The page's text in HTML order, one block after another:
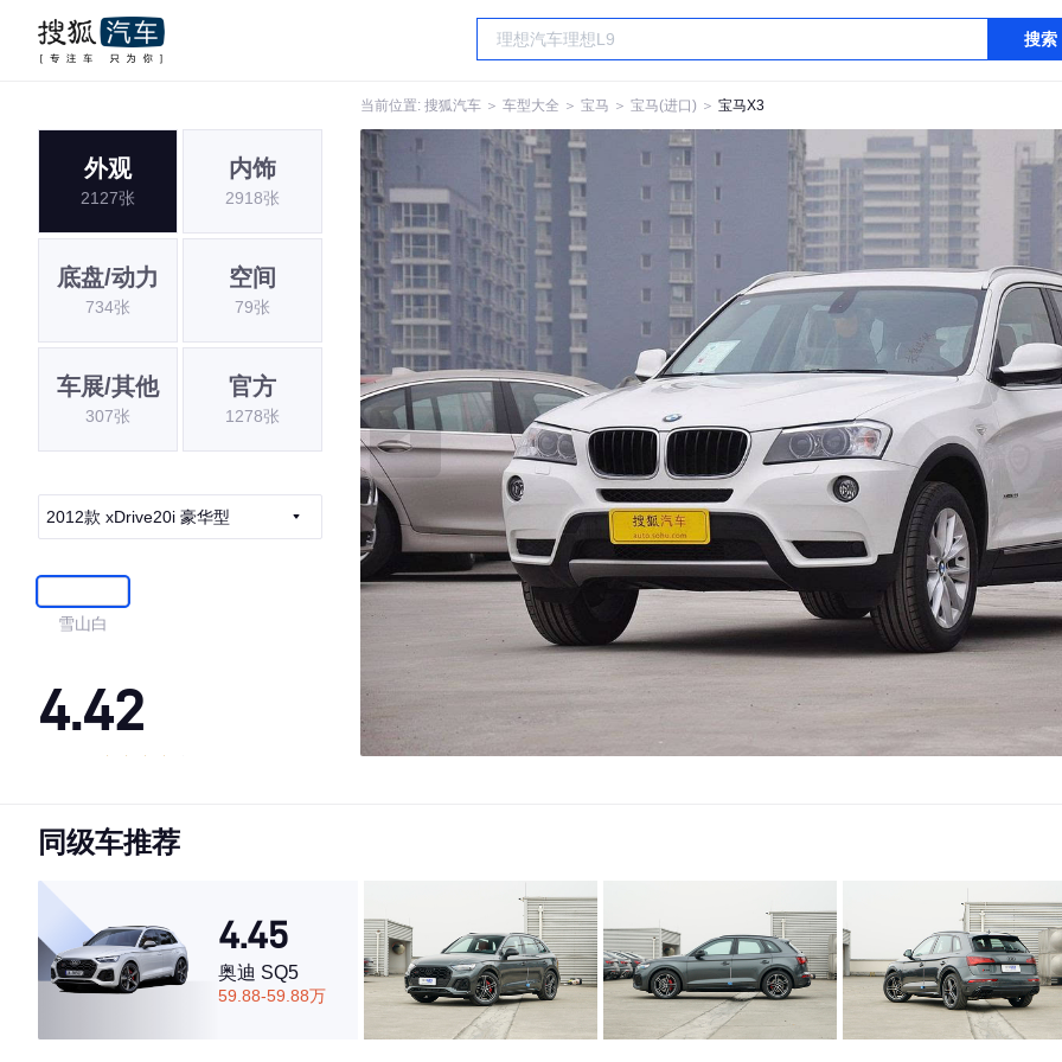
搜索
当前位置: 搜狐汽车 ＞ 车型大全 ＞ 宝马 ＞ 宝马(进口) ＞ 宝马X3
外观
2127张
内饰
2918张
底盘/动力
734张
空间
79张
车展/其他
307张
官方
1278张
2012款 xDrive20i 豪华型
雪山白
4.42
·内饰表现一般，低于86%同级车
·空间表现一般，低于71%同级车
同级车推荐
4.45
奥迪 SQ5
59.88-59.88万